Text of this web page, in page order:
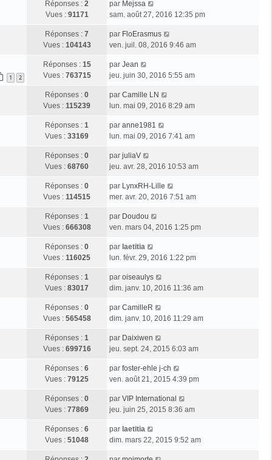
Réponses : 2
Vues : 91171
par Mejssa
sam. août 27, 2016 12:35 pm
Réponses : 7
Vues : 104143
par FloErasmus
ven. juil. 08, 2016 9:46 am
1 2
Réponses : 15
Vues : 763715
par Jean
jeu. juin 30, 2016 5:55 am
Réponses : 0
Vues : 115239
par Camille LN
lun. mai 09, 2016 8:29 am
Réponses : 1
Vues : 33169
par anne1981
lun. mai 09, 2016 7:41 am
Réponses : 0
Vues : 68760
par juliaV
jeu. avr. 28, 2016 10:53 am
Réponses : 0
Vues : 114515
par LynxRH-Lille
mer. avr. 20, 2016 7:51 am
Réponses : 1
Vues : 666308
par Doudou
ven. mars 04, 2016 1:25 pm
Réponses : 0
Vues : 116025
par laetitia
lun. févr. 29, 2016 1:22 pm
Réponses : 1
Vues : 83017
par oiseaulys
dim. janv. 10, 2016 11:36 am
Réponses : 0
Vues : 565458
par CamilleR
dim. janv. 10, 2016 11:29 am
Réponses : 1
Vues : 699716
par Daixiwen
jeu. sept. 24, 2015 6:03 am
Réponses : 6
Vues : 79125
par foster-ehle j-ch
ven. août 21, 2015 4:39 pm
Réponses : 0
Vues : 77869
par VIP International
jeu. juin 25, 2015 8:36 am
Réponses : 6
Vues : 51048
par laetitia
dim. mars 22, 2015 9:52 am